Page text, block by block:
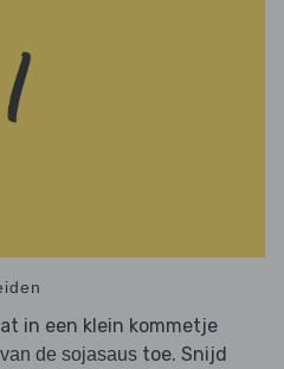
in een klein kommetje
de sojasaus toe. Snijd